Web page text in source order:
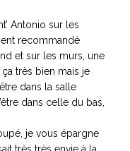
Antonio sur les
recommandé
et sur les murs, une
très bien mais je
dans la salle
dans celle du bas,
je vous épargne